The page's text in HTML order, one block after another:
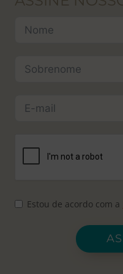
Estou de acordo com a